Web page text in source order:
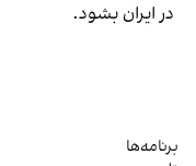
در ایران بشود.
برنامه‌ها